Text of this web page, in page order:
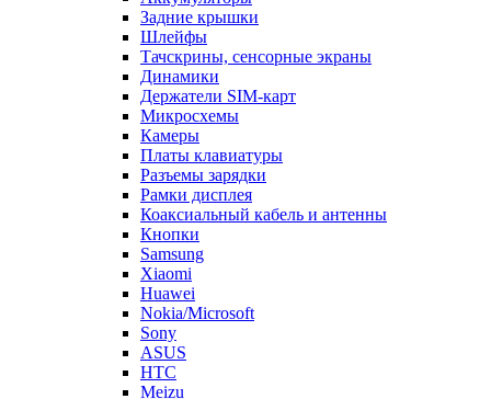
Задние крышки
Шлейфы
Тачскрины, сенсорные экраны
Динамики
Держатели SIM-карт
Микросхемы
Камеры
Платы клавиатуры
Разъемы зарядки
Рамки дисплея
Коаксиальный кабель и антенны
Кнопки
Samsung
Xiaomi
Huawei
Nokia/Microsoft
Sony
ASUS
HTC
Meizu